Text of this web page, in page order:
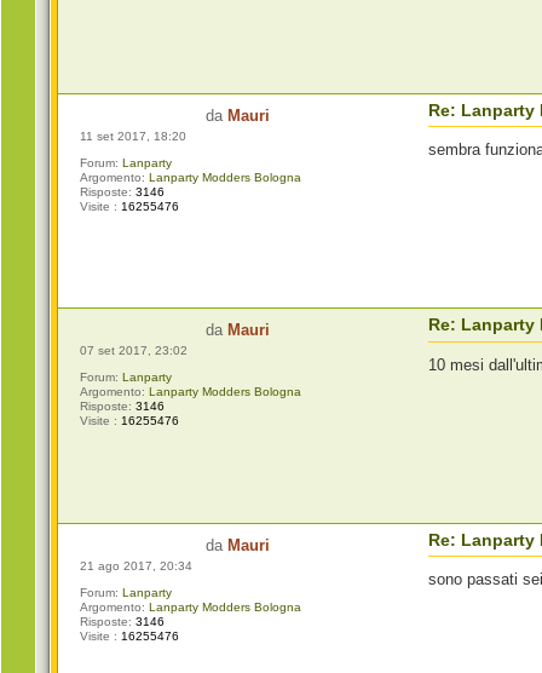
da Mauri
11 set 2017, 18:20
Forum: Lanparty
Argomento: Lanparty Modders Bologna
Risposte: 3146
Visite : 16255476
Re: Lanparty
sembra
da Mauri
07 set 2017, 23:02
Forum: Lanparty
Argomento: Lanparty Modders Bologna
Risposte: 3146
Visite : 16255476
Re: Lanparty
10 mesi
daMauri
21 ago 2017, 20:34
Forum: Lanparty
Argomento: Lanparty Modders Bologna
Risposte: 3146
Visite : 16255476
Re: Lanparty
sono passati